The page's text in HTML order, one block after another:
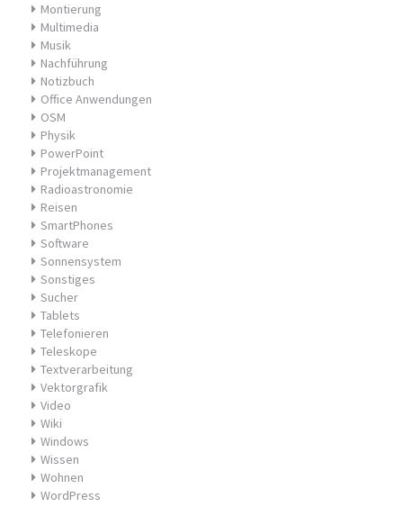
Montierung
Multimedia
Musik
Nachführung
Notizbuch
Office Anwendungen
OSM
Physik
PowerPoint
Projektmanagement
Radioastronomie
Reisen
SmartPhones
Software
Sonnensystem
Sonstiges
Sucher
Tablets
Telefonieren
Teleskope
Textverarbeitung
Vektorgrafik
Video
Wiki
Windows
Wissen
Wohnen
WordPress